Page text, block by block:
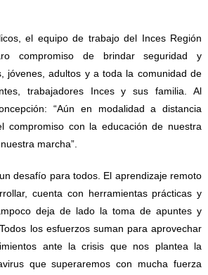
el equipo de trabajo del Inces Región
compromiso de brindar seguridad y
jóvenes, adultos y a toda la comunidad de
trabajadores Inces y sus familia. Al
“Aún en modalidad a distancia
compromiso con la educación de nuestra
marcha”.
desafío para todos. El aprendizaje remoto
cuenta con herramientas prácticas y
deja de lado la toma de apuntes y
los esfuerzos suman para aprovechar
ante la crisis que nos plantea la
que superaremos con mucha fuerza